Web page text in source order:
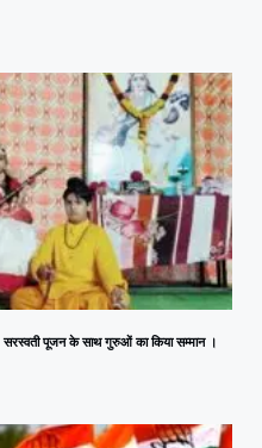
पूजन के साथ गुरुओं का किया सम्मान ।